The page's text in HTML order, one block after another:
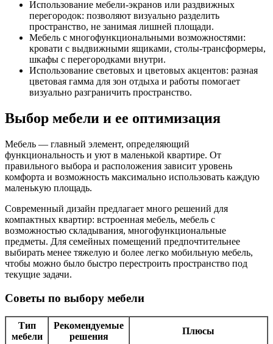
Использование мебели-экранов или раздвижных
перегородок: позволяют визуально разделить
пространство, не занимая лишней площади.
Мебель с многофункциональными возможностями:
кровати с выдвижными ящиками, столы-трансформеры,
шкафы с перегородками внутри.
Использование световых и цветовых акцентов: разная
цветовая гамма для зон отдыха и работы помогает
визуально разграничить пространство.
Выбор мебели и ее оптимизация
Мебель — главный элемент, определяющий
функциональность и уют в маленькой квартире. От
правильного выбора и расположения зависит уровень
комфорта и возможность максимально использовать каждую
маленькую площадь.
Современный дизайн предлагает много решений для
компактных квартир: встроенная мебель, мебель с
возможностью складывания, многофункциональные
предметы. Для семейных помещений предпочтительнее
выбирать менее тяжелую и более легко мобильную мебель,
чтобы можно было быстро перестроить пространство под
текущие задачи.
Советы по выбору мебели
Тип
мебели
Рекомендуемые
решения
Плюсы